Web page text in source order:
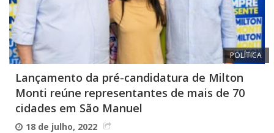
POLÍTICA
Lançamento da pré-candidatura de Milton
Monti reúne representantes de mais de 70
cidades em São Manuel
18 de julho, 2022